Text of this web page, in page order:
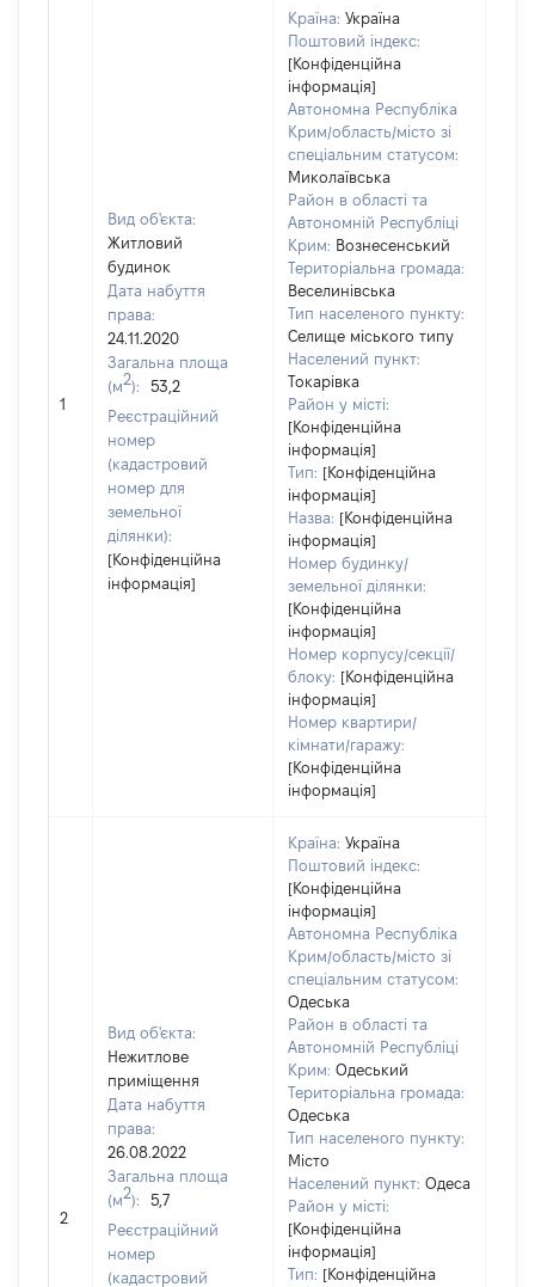
1
Вид об'єкта:
Житловий
будинок
Дата набуття
права:
24.11.2020
Загальна площа
(м2):
53,2
Реєстраційний
номер
(кадастровий
номер для
земельної
ділянки):
[Конфіденційна
інформація]
Країна: Україна
Поштовий індекс:
[Конфіденційна
інформація]
Автономна Республіка
Крим/область/місто зі
спеціальним статусом:
Миколаївська
Район в області та
Автономній Республіці
Крим: Вознесенський
Територіальна громада:
Веселинівська
Тип населеного пункту:
Селище міського типу
Населений пункт:
Токарівка
Район у місті:
[Конфіденційна
інформація]
Тип: [Конфіденційна
інформація]
Назва: [Конфіденційна
інформація]
Номер будинку/
земельної ділянки:
[Конфіденційна
інформація]
Номер корпусу/секції/
блоку: [Конфіденційна
інформація]
Номер квартири/
кімнати/гаражу:
[Конфіденційна
інформація]
2
Вид об'єкта:
Нежитлове
приміщення
Дата набуття
права:
26.08.2022
Загальна площа
(м2):
5,7
Реєстраційний
номер
(кадастровий
Країна: Україна
Поштовий індекс:
[Конфіденційна
інформація]
Автономна Республіка
Крим/область/місто зі
спеціальним статусом:
Одеська
Район в області та
Автономній Республіці
Крим: Одеський
Територіальна громада:
Одеська
Тип населеного пункту:
Місто
Населений пункт: Одеса
Район у місті:
[Конфіденційна
інформація]
Тип: [Конфіденційна